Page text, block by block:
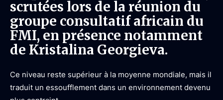
scrutées lors de la réunion du
groupe consultatif africain du
FMI, en présence notamment
de Kristalina Georgieva.
Ce niveau reste supérieur à la moyenne mondiale, mais il
traduit un essoufflement dans un environnement devenu